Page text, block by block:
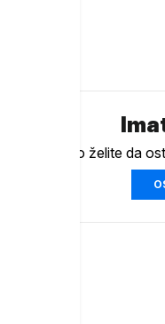
Ukoliko želite da